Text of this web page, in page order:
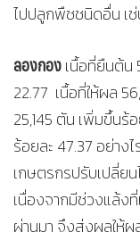
ไปปลูกพืชชนิดอื่น เ
ลองกองเนื้อที่ยืนต้น
22.77 เนื้อที่ให้ผล
25,145 ตัน เพิ่มขึ้นร้
ร้อยละ 47.37 อย่าง
เกษตรกรปรับเปลี่
เนื่องจากมีช่วงแล้ง
ผ่านมา จึงส่งผลให้